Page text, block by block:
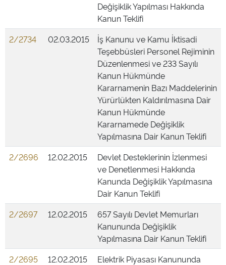
Değişiklik Yapılması Hakkında
Kanun Teklifi
2/2734
02.03.2015
İş Kanunu ve Kamu İktisadi
Teşebbüsleri Personel Rejiminin
Düzenlenmesi ve 233 Sayılı
Kanun Hükmünde
Kararnamenin Bazı Maddelerinin
Yürürlükten Kaldırılmasına Dair
Kanun Hükmünde
Kararnamede Değişiklik
Yapılmasına Dair Kanun Teklifi
2/2696
12.02.2015
Devlet Desteklerinin İzlenmesi
ve Denetlenmesi Hakkında
Kanunda Değişiklik Yapılmasına
Dair Kanun Teklifi
2/2697
12.02.2015
657 Sayılı Devlet Memurları
Kanununda Değişiklik
Yapılmasına Dair Kanun Teklifi
2/2695
12.02.2015
Elektrik Piyasası Kanununda